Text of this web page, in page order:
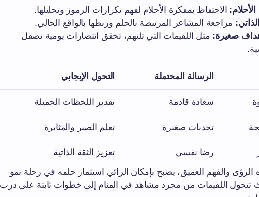
الاحتفاظ بمفكرة الأحلام لفهم تكرارات الرموز وتحليلها.
مراجعة المشاعر المرتبطة بالحلم وربطها بالواقع الحالي.
صغيرة: مثل اللقيمات التي تلتهم، تحقق انتصارات يومية تصقل
الرسالة المحتملة التحول الإيجابي
سعادة قادمة تقدير اللحظات الجميلة
تحديات صغيرة تعلم الصبر والمثابرة
رضا نفسي
تعزيز الثقة الذاتية
والفهم العميق، يصبح بإمكان الرائي استثمار حلمه في رحلة نمو
تتحول اللقيمات من مجرد مشاهد في المنام إلى خطوات ثابتة على درب